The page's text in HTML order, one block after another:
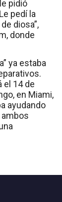
pidió
pedí la
diosa”,
donde
ya estaba
el 14 de
en Miami,
ayudando